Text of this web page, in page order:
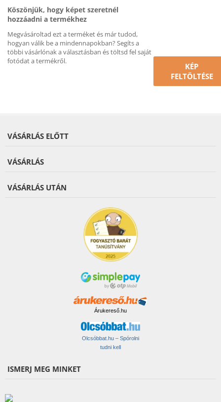
Köszönjük, hogy képet szeretnél
hozzáadni a termékhez
Megvásároltad ezt a terméket és már tudod,
hogyan válik be a mindennapokban? Segíts a
többi vásárlónak a választásban és töltsd fel saját
fotódat a termékről.
KÉP
FELTÖLTÉSE
VÁSÁRLÁS ELŐTT
VÁSÁRLÁS
VÁSÁRLÁS UTÁN
Árukereső.hu
Olcsóbbat.hu – Spórolni
tudni kell
ISMERJ MEG MINKET